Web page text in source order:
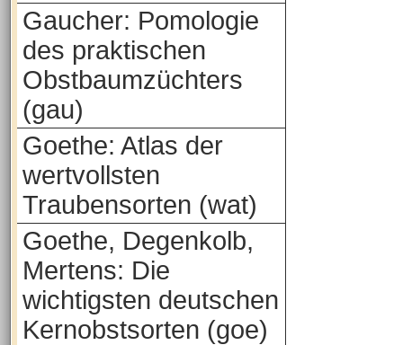
Gaucher: Pomologie
des praktischen
Obstbaumzüchters
(gau)
Goethe: Atlas der
wertvollsten
Traubensorten (wat)
Goethe, Degenkolb,
Mertens: Die
wichtigsten deutschen
Kernobstsorten (goe)